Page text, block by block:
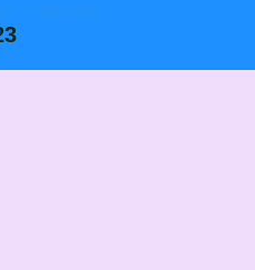
Templates